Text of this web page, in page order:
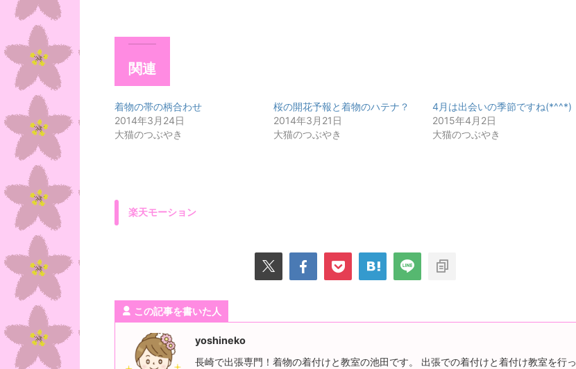
関連
着物の帯の柄合わせ
2014年3月24日
大猫のつぶやき
桜の開花予報と着物のハテナ？
2014年3月21日
大猫のつぶやき
4月は出会いの季節ですね(*^^*)
2015年4月2日
大猫のつぶやき
楽天モーション
この記事を書いた人
yoshineko
長崎で出張専門！着物の着付けと教室の池田です。 出張での着付けと着付け教室を行っ